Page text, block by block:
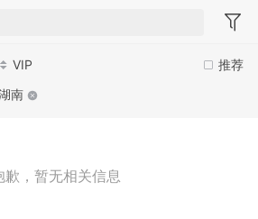
推荐
VIP
南
歉，暂无相关信息